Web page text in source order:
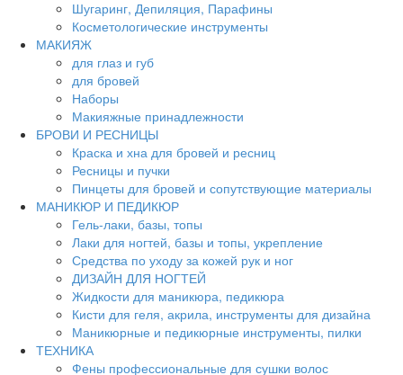
Шугаринг, Депиляция, Парафины
Косметологические инструменты
МАКИЯЖ
для глаз и губ
для бровей
Наборы
Макияжные принадлежности
БРОВИ И РЕСНИЦЫ
Краска и хна для бровей и ресниц
Ресницы и пучки
Пинцеты для бровей и сопутствующие материалы
МАНИКЮР И ПЕДИКЮР
Гель-лаки, базы, топы
Лаки для ногтей, базы и топы, укрепление
Средства по уходу за кожей рук и ног
ДИЗАЙН ДЛЯ НОГТЕЙ
Жидкости для маникюра, педикюра
Кисти для геля, акрила, инструменты для дизайна
Маникюрные и педикюрные инструменты, пилки
ТЕХНИКА
Фены профессиональные для сушки волос